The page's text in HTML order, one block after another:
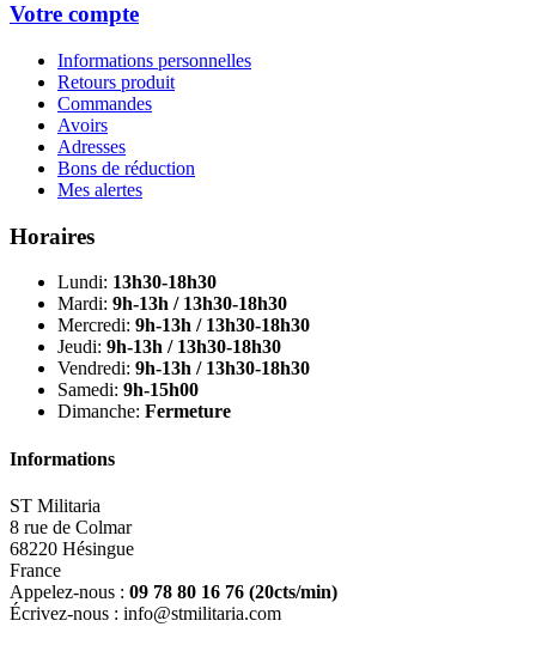
Votre compte
Informations personnelles
Retours produit
Commandes
Avoirs
Adresses
Bons de réduction
Mes alertes
Horaires
Lundi: 13h30-18h30
Mardi: 9h-13h / 13h30-18h30
Mercredi: 9h-13h / 13h30-18h30
Jeudi: 9h-13h / 13h30-18h30
Vendredi: 9h-13h / 13h30-18h30
Samedi: 9h-15h00
Dimanche: Fermeture
Informations
ST Militaria
8 rue de Colmar
68220 Hésingue
France
Appelez-nous : 09 78 80 16 76 (20cts/min)
Écrivez-nous : info@stmilitaria.com